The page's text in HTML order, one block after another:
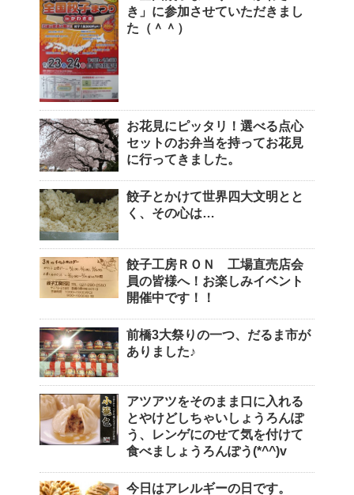
き」に参加させていただきまし
た（＾＾）
お花見にピッタリ！選べる点心
セットのお弁当を持ってお花見
に行ってきました。
餃子とかけて世界四大文明とと
く、その心は…
餃子工房ＲＯＮ 工場直売店会
員の皆様へ！お楽しみイベント
開催中です！！
前橋3大祭りの一つ、だるま市が
ありました♪
アツアツをそのまま口に入れる
とやけどしちゃいしょうろんぽ
う、レンゲにのせて気を付けて
食べましょうろんぽう(*^^)v
今日はアレルギーの日です。